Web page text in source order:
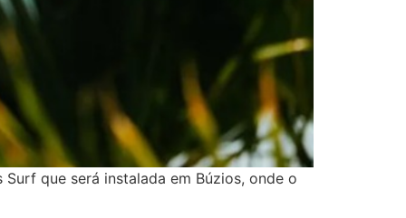
que será instalada em Búzios, onde o